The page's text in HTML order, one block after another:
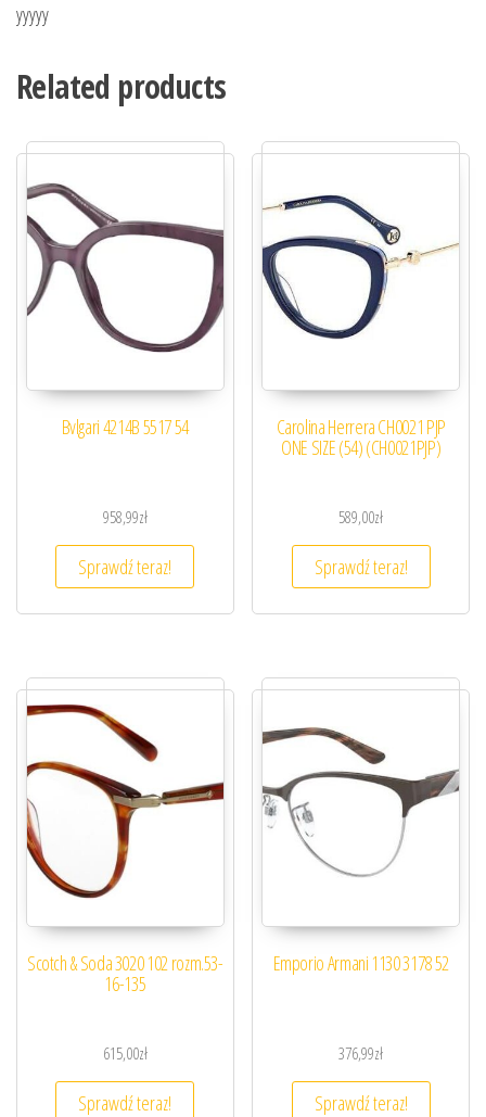
yyyyy
Related products
Bvlgari 4214B 5517 54
958,99zł
Sprawdź teraz!
Carolina Herrera CH0021 PJP
ONE SIZE (54) (CH0021PJP)
589,00zł
Sprawdź teraz!
Scotch & Soda 3020 102 rozm.53-
16-135
615,00zł
Sprawdź teraz!
Emporio Armani 1130 3178 52
376,99zł
Sprawdź teraz!